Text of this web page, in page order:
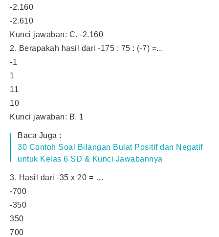
-2.160
-2.610
Kunci jawaban: C. -2.160
2. Berapakah hasil dari -175 : 75 : (-7) =...
-1
1
11
10
Kunci jawaban: B. 1
Baca Juga :
30 Contoh Soal Bilangan Bulat Positif dan Negatif
untuk Kelas 6 SD & Kunci Jawabannya
3. Hasil dari -35 x 20 = …
-700
-350
350
700